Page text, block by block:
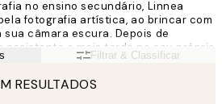
no ensino secundário, Linnea
fotografia artística, ao brincar com
câmara escura. Depois de
e mais tarde no seu próprio
ensaios de moda e beleza, a
do Cabo.
Filtrar & Classificar
RESULTADOS